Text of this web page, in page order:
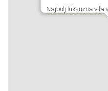
Najbolj luksuzna vila